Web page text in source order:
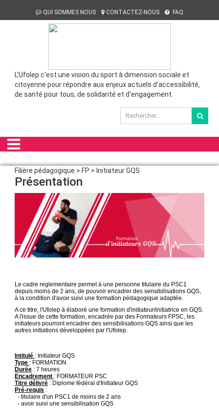
QUI SOMMES NOUS CONTACTEZ-NOUS FAQ
L'Ufolep c'est une vision du sport à dimension sociale et
citoyenne pour répondre aux enjeux actuels d'accessibilité,
de santé pour tous, de solidarité et d'engagement.
Filière pédagogique > FP > Initiateur GQS
Présentation
Le cadre reglementaire permet à une personne titulaire du PSC1
depuis moins de 2 ans, de pouvoir encadrer des sensibilisations GQS,
à la condition d'avoir suivi une formation pédagogique adaptée.
A ce titre, l'Ufolep à élaboré une formation d'initiateur/initiatrice en GQS.
A l'issue de cette formation, encadrée par des Formateurs FPSC, les
initiateurs pourront encadrer des sensibilisations GQS ainsi que les
autres initiations développées par l'Ufolep.
Intitulé : Initiateur GQS
Type : FORMATION
Durée : 7 heures
Encadrement : FORMATEUR PSC
Titre délivré : Diplome fédéral d'Initiateur GQS
Pré-requis :
- titulaire d'un PSC1 de moins de 2 ans
- avoir suivi une sensibilisation GQS